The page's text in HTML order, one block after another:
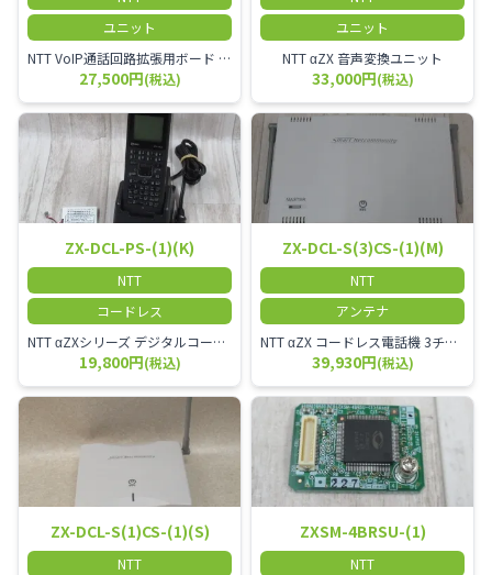
ユニット
NTT VoIP通話回路拡張用ボード ZXSM－IP内線ボード－「1」
27,500円(税込)
ユニット
NTT αZX 音声変換ユニット
33,000円(税込)
ZX-DCL-PS-(1)(K)
NTT
コードレス
NTT αZXシリーズ デジタルコードレス電話機（黒） 倉庫や工場など、オフィスから離れて仕事をする方に適しています。 コードレス単体では使用できないので、別途、専用の主装置及びアンテナが必要です。
19,800円(税込)
ZX-DCL-S(3)CS-(1)(M)
NTT
アンテナ
NTT αZX コードレス電話機 3チャンネル用 接続装置 マスター デジタルコードレス（ZX-DCL-PS等）の専用管理用アンテナです。
39,930円(税込)
ZX-DCL-S(1)CS-(1)(S)
NTT
ZXSM-4BRSU-(1)
NTT